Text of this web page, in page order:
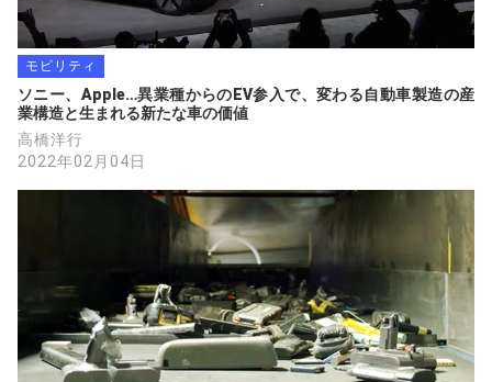
モビリティ
ソニー、Apple…異業種からのEV参入で、変わる自動車製造の産
業構造と生まれる新たな車の価値
高橋洋行
2022年02月04日